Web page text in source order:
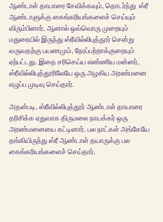
ஆண்டாள் தாயாரை சேவிக்கவும், தொடர்ந்து  ஸ்ரீ
ஆண்டாளுக்கு கைங்கரியங்களைச் செய்யும்
விரும்பினார். ஆனால் ஒவ்வொரு முறையும்
மதுரையில் இருந்து ஸ்ரீவில்லிபுத்தூர் சென்று
வருவதற்கு பயணமும், நேரப்பற்றாக்குறையும்
ஏற்பட்டது. இதை சரிசெய்ய எண்ணிய மன்னர்,
ஸ்ரீவில்லிபுத்தூரிலேயே ஒரு அழகிய அரண்மனை
எழுப்ப முடிவு செய்தார்.
அதன்படி, ஸ்ரீவில்லிபுத்தூர் ஆண்டாள் தாயாரை
தரிசிக்க ஏதுவாக திருமலை நாயக்கர் ஒரு
அரண்மனையை கட்டினார். பல நாட்கள் அங்கேயே
தங்கியிருந்து ஸ்ரீ ஆண்டாள் தயாருக்கு பல
கைங்கரியங்களைச் செய்தார்.